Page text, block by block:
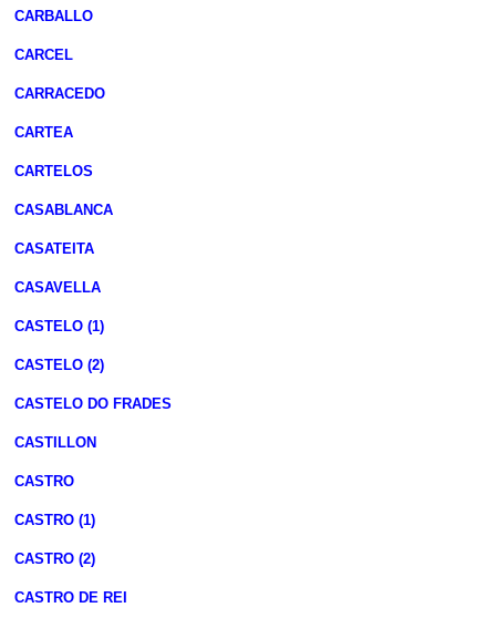
CARBALLO
CARCEL
CARRACEDO
CARTEA
CARTELOS
CASABLANCA
CASATEITA
CASAVELLA
CASTELO (1)
CASTELO (2)
CASTELO DO FRADES
CASTILLON
CASTRO
CASTRO (1)
CASTRO (2)
CASTRO DE REI